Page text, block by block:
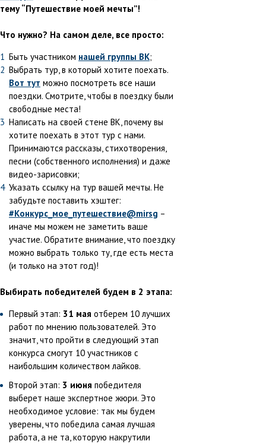
тему “Путешествие моей мечты”!
Что нужно? На самом деле, все просто:
Быть участником нашей группы ВК;
Выбрать тур, в который хотите поехать.
Вот тут можно посмотреть все наши
поездки. Смотрите, чтобы в поездку были
свободные места!
Написать на своей стене ВК, почему вы
хотите поехать в этот тур с нами.
Принимаются рассказы, стихотворения,
песни (собственного исполнения) и даже
видео-зарисовки;
Указать ссылку на тур вашей мечты. Не
забудьте поставить хэштег:
#Конкурс_мое_путешествие@mirsg –
иначе мы можем не заметить ваше
участие. Обратите внимание, что поездку
можно выбрать только ту, где есть места
(и только на этот год)!
Выбирать победителей будем в 2 этапа:
Первый этап: 31 мая отберем 10 лучших
работ по мнению пользователей. Это
значит, что пройти в следующий этап
конкурса смогут 10 участников с
наибольшим количеством лайков.
Второй этап: 3 июня победителя
выберет наше экспертное жюри. Это
необходимое условие: так мы будем
уверены, что победила самая лучшая
работа, а не та, которую накрутили